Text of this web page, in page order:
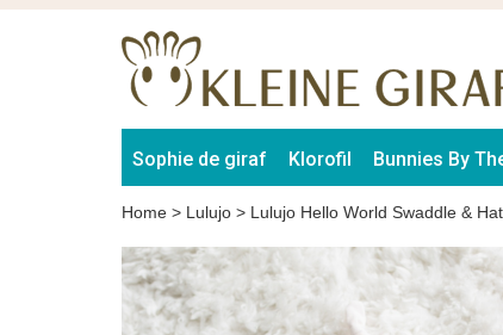
Sophie de giraf Klorofil Bunnies By
Home > Lulujo > Lulujo Hello World Swaddle & Hat